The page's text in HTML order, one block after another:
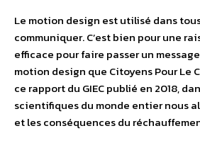
Le motion design est utilisé dans
communiquer. C’est bien pour une
efficace pour faire passer un
motion design que Citoyens Pour Le
ce rapport du GIEC publié en 2018,
scientifiques du monde entier nous
et les conséquences du